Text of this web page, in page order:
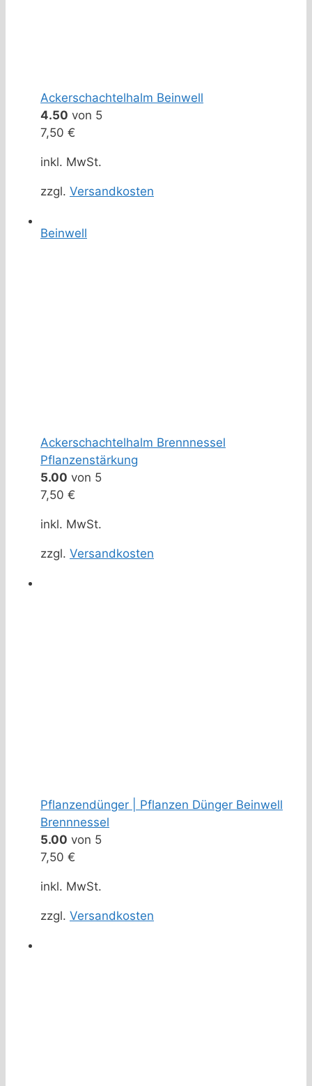
Ackerschachtelhalm Beinwell
4.50 von 5
7,50 €
inkl. MwSt.
zzgl. Versandkosten
Beinwell
Ackerschachtelhalm Brennnessel
Pflanzenstärkung
5.00 von 5
7,50 €
inkl. MwSt.
zzgl. Versandkosten
Pflanzendünger | Pflanzen Dünger Beinwell
Brennnessel
5.00 von 5
7,50 €
inkl. MwSt.
zzgl. Versandkosten